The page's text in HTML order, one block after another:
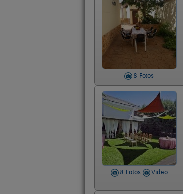
8 Fotos
8 Fotos Video